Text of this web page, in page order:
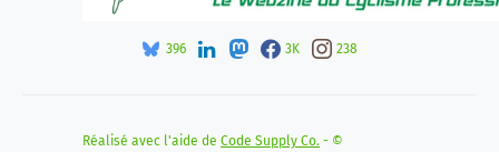
396 3K 238
Réalisé avec l'aide de Code Supply Co. - ©